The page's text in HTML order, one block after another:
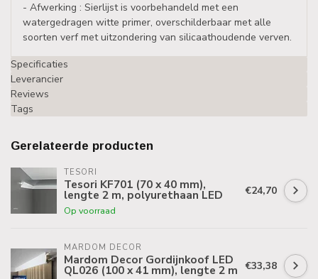
- Afwerking : Sierlijst is voorbehandeld met een
watergedragen witte primer, overschilderbaar met alle
soorten verf met uitzondering van silicaathoudende verven.
Specificaties
Leverancier
Reviews
Tags
Gerelateerde producten
TESORI
Tesori KF701 (70 x 40 mm),
lengte 2 m, polyurethaan LED
Op voorraad
€24,70
MARDOM DECOR
Mardom Decor Gordijnkoof LED
QL026 (100 x 41 mm), lengte 2 m €33,38